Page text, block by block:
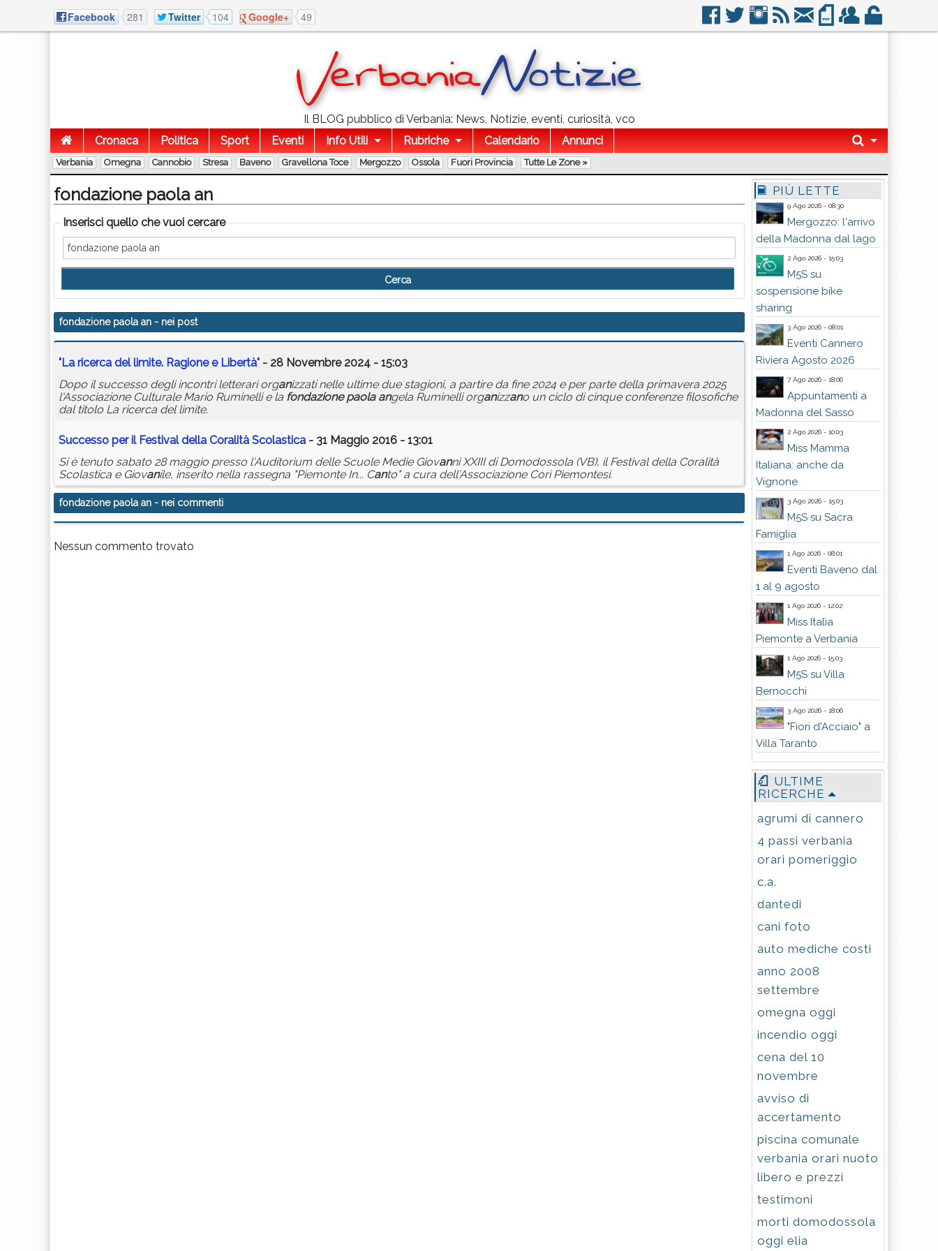
Facebook 281 Twitter 104 Google+ 49
Il BLOG pubblico di Verbania: News, Notizie, eventi, curiosità, vco
Cronaca
Politica Sport Eventi Info Utili Rubriche Calendario Annunci
Verbania Omegna Cannobio Stresa Baveno Gravellona Toce Mergozzo Ossola Fuori Provincia Tutte Le Zone »
fondazione paola an
Inserisci quello che vuoi cercare
fondazione paola an - nei post
"La ricerca del limite. Ragione e Libertà" - 28 Novembre 2024 - 15:03
Dopo il successo degli incontri letterari organizzati nelle ultime due stagioni, a partire da fine 2024 e per parte della primavera 2025
l'Associazione Culturale Mario Ruminelli e la fondazione paola angela Ruminelli organizzano un ciclo di cinque conferenze filosofiche
dal titolo La ricerca del limite.
Successo per il Festival della Coralità Scolastica - 31 Maggio 2016 - 13:01
Si è tenuto sabato 28 maggio presso l'Auditorium delle Scuole Medie Giovanni XXIII di Domodossola (VB), il Festival della Coralità
Scolastica e Giovanile, inserito nella rassegna "Piemonte In... Canto" a cura dell'Associazione Cori Piemontesi.
fondazione paola an - nei commenti
Nessun commento trovato
PIÙ LETTE
9 Ago 2026 - 08:30
Mergozzo: l'arrivo
della Madonna dal lago
2 Ago 2026 - 15:03
M5S su
sospensione bike
sharing
3 Ago 2026 - 08:01
Eventi Cannero
Riviera Agosto 2026
7 Ago 2026 - 18:06
Appuntamenti a
Madonna del Sasso
2 Ago 2026 - 10:03
Miss Mamma
Italiana: anche da
Vignone
3 Ago 2026 - 15:03
M5S su Sacra
Famiglia
1 Ago 2026 - 08:01
Eventi Baveno dal
1 al 9 agosto
1 Ago 2026 - 12:02
Miss Italia
Piemonte a Verbania
1 Ago 2026 - 15:03
M5S su Villa
Bernocchi
3 Ago 2026 - 18:06
"Fiori d'Acciaio" a
Villa Taranto
ULTIME
RICERCHE
agrumi di cannero
4 passi verbania
orari pomeriggio
c.a.
dantedi
cani foto
auto mediche costi
anno 2008
settembre
omegna oggi
incendio oggi
cena del 10
novembre
avviso di
accertamento
piscina comunale
verbania orari nuoto
libero e prezzi
testimoni
morti domodossola
oggi elia